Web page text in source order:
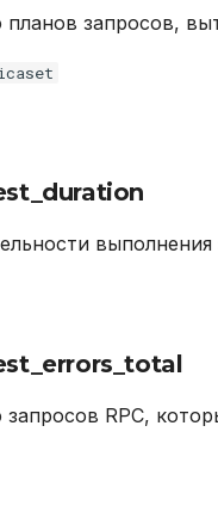
запросов,
RPC,